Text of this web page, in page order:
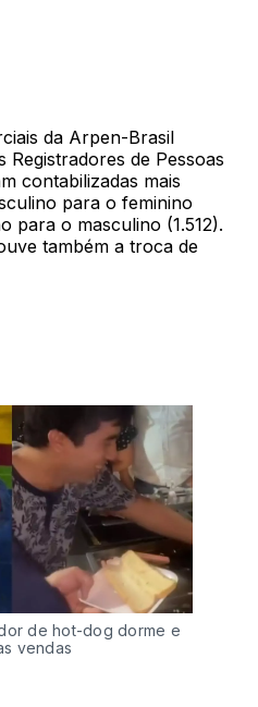
da Arpen-Brasil
Registradores de Pessoas
contabilizadas mais
para o feminino
para o masculino (1.512).
também a troca de
de hot-dog dorme e
vendas